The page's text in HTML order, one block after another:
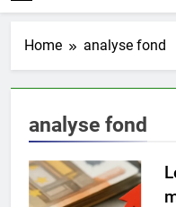
Home analyse fond
analyse fond